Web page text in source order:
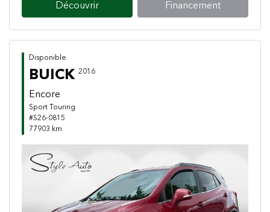
Découvrir Financement
Disponible
BUICK 2016
Encore
Sport Touring
#S26-0815
77903 km